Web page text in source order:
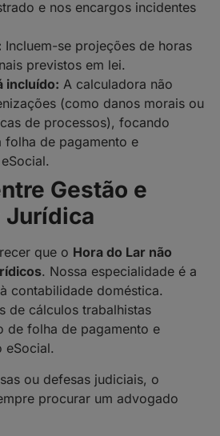
e nos encargos incidentes
Incluem-se projeções de horas
previstos em lei.
incluído: A calculadora não
(como danos morais ou
de processos), focando
folha de pagamento e
Gestão e
Jurídica
que o Hora do Lar não
. Nossa especialidade é a
contabilidade doméstica.
de cálculos trabalhistas
de folha de pagamento e
eSocial.
ou defesas judiciais, o
procurar um advogado